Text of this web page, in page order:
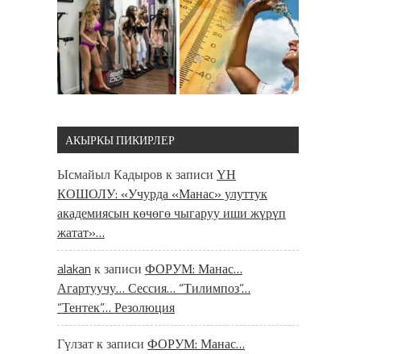
АКЫРКЫ ПИКИРЛЕР
Ысмайыл Кадыров к записи ҮН
КОШОЛУ: «Учурда «Манас» улуттук
академиясын көчөгө чыгаруу иши жүрүп
жатат»…
alakan к записи ФОРУМ: Манас…
Агартуучу… Сессия… “Тилимпоз”…
“Тентек”… Резолюция
Гүлзатк записи ФОРУМ: Манас…